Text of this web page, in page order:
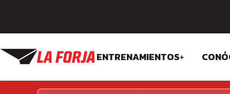
ENTRENAMIENTOS+
CROSSFIT